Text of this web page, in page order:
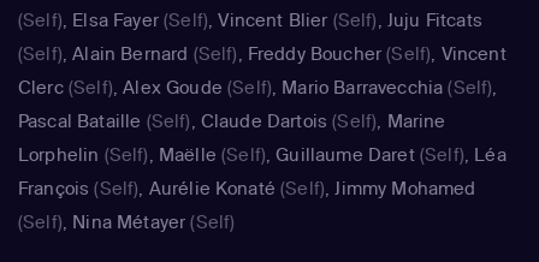
(Self), Elsa Fayer(Self),Vincent Blier (Self), Juju Fitcats
(Self),Alain Bernard (Self), Freddy Boucher (Self), Vincent
Clerc(Self),Alex Goude (Self), Mario Barravecchia (Self),
Pascal Bataille (Self), Claude Dartois (Self), Marine
Lorphelin (Self), Maëlle (Self),Guillaume Daret(Self), Léa
François (Self), Aurélie Konaté (Self),Jimmy Mohamed
(Self), Nina Métayer (Self)